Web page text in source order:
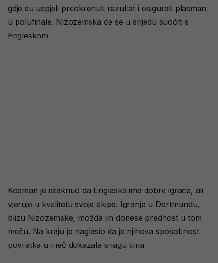
gdje su uspjeli preokrenuti rezultat i osigurati plasman
u polufinale. Nizozemska će se u srijedu suočiti s
Engleskom.
Koeman je istaknuo da Engleska ima dobre igrače, ali
vjeruje u kvalitetu svoje ekipe. Igranje u Dortmundu,
blizu Nizozemske, možda im donese prednost u tom
meču. Na kraju je naglasio da je njihova sposobnost
povratka u meč dokazala snagu tima.